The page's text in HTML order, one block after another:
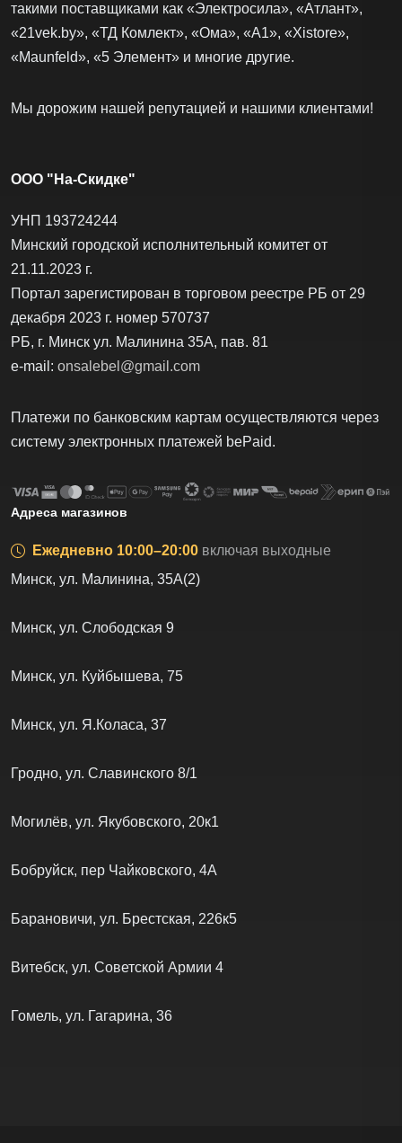
такими поставщиками как «Электросила», «Атлант»,
«21vek.by», «ТД Комлект», «Ома», «А1», «Xistore»,
«Maunfeld», «5 Элемент» и многие другие.
Мы дорожим нашей репутацией и нашими клиентами!
ООО "На-Скидке"
УНП 193724244
Минский городской исполнительный комитет от
21.11.2023 г.
Портал зарегистирован в торговом реестре РБ от 29
декабря 2023 г. номер 570737
РБ, г. Минск ул. Малинина 35А, пав. 81
e-mail: onsalebel@gmail.com
Платежи по банковским картам осуществляются через
систему электронных платежей bеPаid.
Адреса магазинов
Ежедневно 10:00–20:00 включая выходные
Минск, ул. Малинина, 35А(2)
Минск, ул. Слободская 9
Минск, ул. Куйбышева, 75
Минск, ул. Я.Коласа, 37
Гродно, ул. Славинского 8/1
Могилёв, ул. Якубовского, 20к1
Бобруйск, пер Чайковского, 4А
Барановичи, ул. Брестская, 226к5
Витебск, ул. Советской Армии 4
Гомель, ул. Гагарина, 36